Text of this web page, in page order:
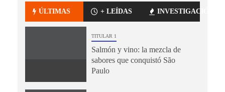
ÚLTIMAS + LEÍDAS INVESTIGACIÓN
TITULAR 1
Salmón y vino: la mezcla de
sabores que conquistó São
Paulo